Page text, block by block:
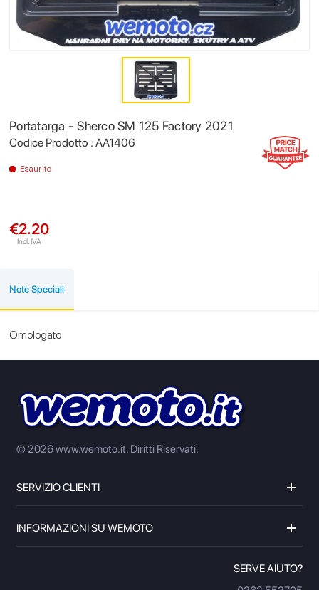
Portatarga - Sherco SM 125 Factory 2021
Codice Prodotto : AA1406
Esaurito
€2.20
Incl. IVA
Note Speciali
Omologato
© 2026 www.wemoto.it. Diritti Riservati.
SERVIZIO CLIENTI
INFORMAZIONI SU WEMOTO
SERVE AIUTO?